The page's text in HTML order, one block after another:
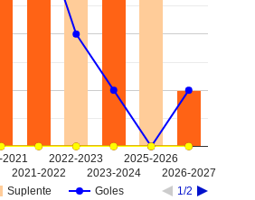
Suplente Goles 1/2
2021
2021-2022
2022-2023
2023-2024
2025-2026
2026-2027